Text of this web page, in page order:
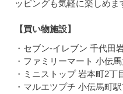
ッピングも気軽に楽しめま
【買い物施設】
・セブン-イレブン 千代田
・ファミリーマート 小伝
・ミニストップ 岩本町2丁
・マルエツプチ 小伝馬町駅